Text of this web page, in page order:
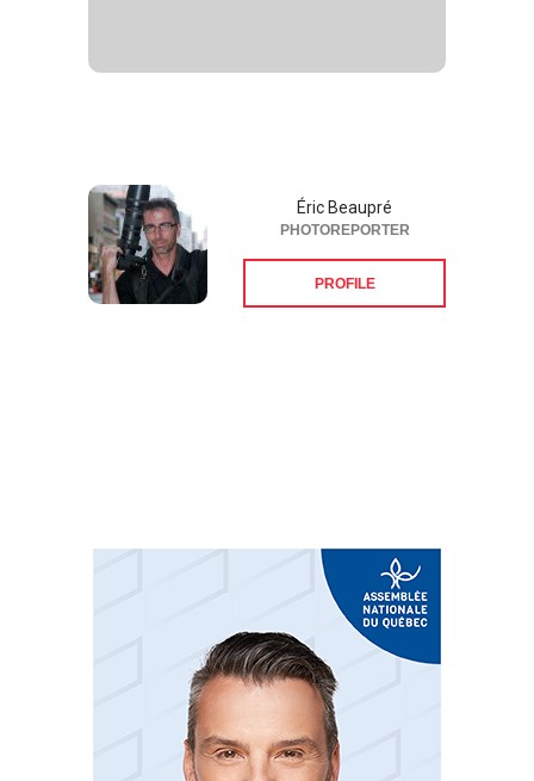
Éric Beaupré
PHOTOREPORTER
PROFILE